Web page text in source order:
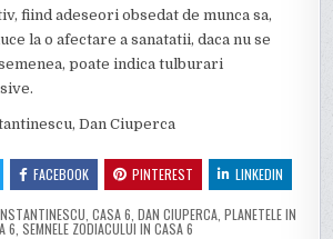
fiind adeseori obsedat de munca sa,
la o afectare a sanatatii, daca nu se
poate indica tulburari
Dan Ciuperca
FACEBOOK PINTEREST LINKEDIN
CASA 6 DAN CIUPERCA PLANETELE IN
6 SEMNELE ZODIACULUI IN CASA 6